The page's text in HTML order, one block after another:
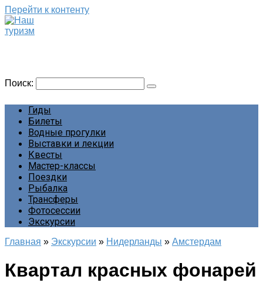
Перейти к контенту
Поиск:
Гиды
Билеты
Водные прогулки
Выставки и лекции
Квесты
Мастер-классы
Поездки
Рыбалка
Трансферы
Фотосессии
Экскурсии
Главная » Экскурсии » Нидерланды » Амстердам
Квартал красных фонарей